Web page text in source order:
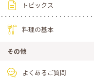
トピックス
料理の基本
その他
よくあるご質問